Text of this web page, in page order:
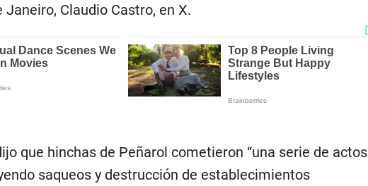
Janeiro, Claudio Castro, en X.
que hinchas de Peñarol cometieron “una serie de actos
saqueos y destrucción de establecimientos